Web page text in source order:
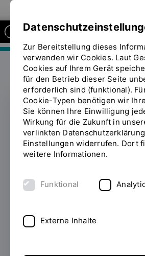
FAKULTÄT MASCHINENBAU
102
an der OTH
01.12.2025 Mit einer feierlichen
Zur Bereitstellung dieses
verwenden wir Cookies. Laut
Cookies auf Ihrem Gerät
für den Betrieb dieser Seite
erforderlich sind (funktional).
Cookie-Typen benötigen wir
Sie können Ihre Einwilligung
Wirkung für die Zukunft in
verlinkten
Einstellungen widerrufen. Dort
weitere Informationen.
Funktional
Externe Inhalte